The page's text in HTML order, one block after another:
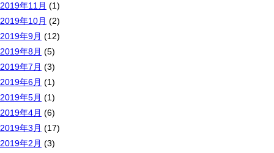
2019年11月 (1)
2019年10月 (2)
2019年9月 (12)
2019年8月 (5)
2019年7月 (3)
2019年6月 (1)
2019年5月 (1)
2019年4月 (6)
2019年3月 (17)
2019年2月 (3)